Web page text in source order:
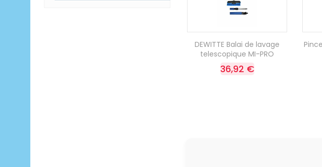
DEWITTE Balai de lavage
telescopique MI-PRO
36,92 €